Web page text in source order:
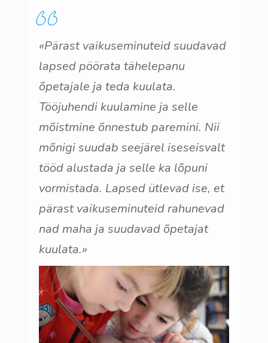
«Pärast vaikuseminuteid suudavad
lapsed pöörata tähelepanu
õpetajale ja teda kuulata.
Tööjuhendi kuulamine ja selle
mõistmine õnnestub paremini. Nii
mõnigi suudab seejärel iseseisvalt
tööd alustada ja selle ka lõpuni
vormistada. Lapsed ütlevad ise, et
pärast vaikuseminuteid rahunevad
nad maha ja suudavad õpetajat
kuulata.»